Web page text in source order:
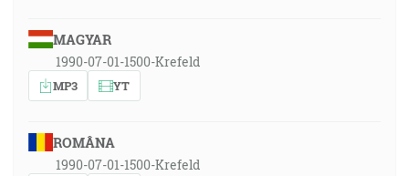
MAGYAR
1990-07-01-1500-Krefeld
MP3 YT
ROMÂNA
1990-07-01-1500-Krefeld